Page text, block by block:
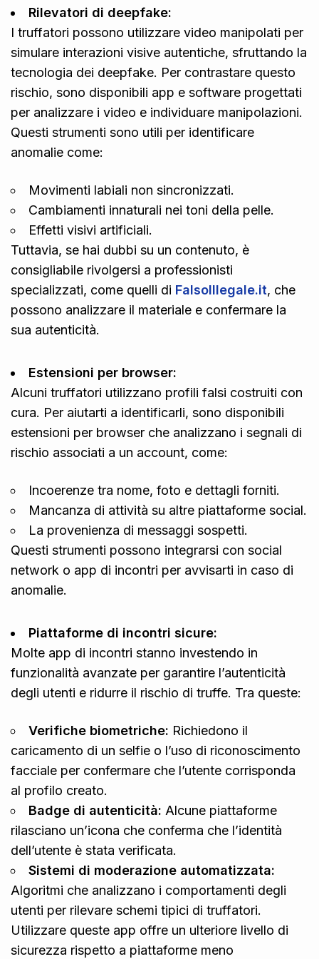
Rilevatori di deepfake:
I truffatori possono utilizzare video manipolati per
simulare interazioni visive autentiche, sfruttando la
tecnologia dei deepfake. Per contrastare questo
rischio, sono disponibili app e software progettati
per analizzare i video e individuare manipolazioni.
Questi strumenti sono utili per identificare
anomalie come:
Movimenti labiali non sincronizzati.
Cambiamenti innaturali nei toni della pelle.
Effetti visivi artificiali.
Tuttavia, se hai dubbi su un contenuto, è
consigliabile rivolgersi a professionisti
specializzati, come quelli di FalsoIllegale.it, che
possono analizzare il materiale e confermare la
sua autenticità.
Estensioni per browser:
Alcuni truffatori utilizzano profili falsi costruiti con
cura. Per aiutarti a identificarli, sono disponibili
estensioni per browser che analizzano i segnali di
rischio associati a un account, come:
Incoerenze tra nome, foto e dettagli forniti.
Mancanza di attività su altre piattaforme social.
La provenienza di messaggi sospetti.
Questi strumenti possono integrarsi con social
network o app di incontri per avvisarti in caso di
anomalie.
Piattaforme di incontri sicure:
Molte app di incontri stanno investendo in
funzionalità avanzate per garantire l’autenticità
degli utenti e ridurre il rischio di truffe. Tra queste:
Verifiche biometriche: Richiedono il
caricamento di un selfie o l’uso di riconoscimento
facciale per confermare che l’utente corrisponda
al profilo creato.
Badge di autenticità: Alcune piattaforme
rilasciano un’icona che conferma che l’identità
dell’utente è stata verificata.
Sistemi di moderazione automatizzata:
Algoritmi che analizzano i comportamenti degli
utenti per rilevare schemi tipici di truffatori.
Utilizzare queste app offre un ulteriore livello di
sicurezza rispetto a piattaforme meno